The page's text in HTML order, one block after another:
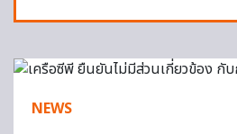
NEWS